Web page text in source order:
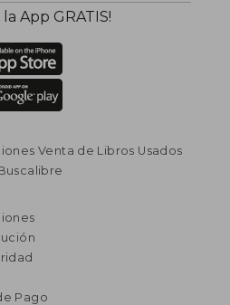
App GRATIS!
Venta de Libros Usados
Pago